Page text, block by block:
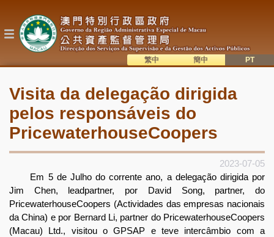
o
conteúdo
Visita da delegação dirigida
pelos responsáveis do
PricewaterhouseCoopers
2023-07-05
Em 5 de Julho do corrente ano, a delegação dirigida por
Jim Chen, leadpartner, por David Song, partner, do
PricewaterhouseCoopers (Actividades das empresas nacionais
da China) e por Bernard Li, partner do PricewaterhouseCoopers
(Macau) Ltd., visitou o GPSAP e teve intercâmbio com a